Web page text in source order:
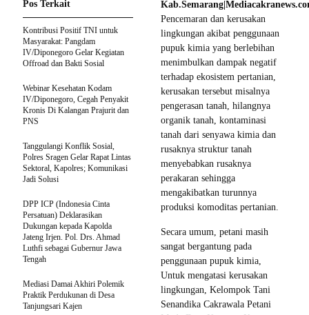
Pencemaran dan kerusakan
lingkungan akibat penggunaan
pupuk kimia yang berlebihan
menimbulkan dampak negatif
terhadap ekosistem pertanian,
kerusakan tersebut misalnya
pengerasan tanah, hilangnya
organik tanah, kontaminasi
tanah dari senyawa kimia dan
rusaknya struktur tanah
menyebabkan rusaknya
perakaran sehingga
mengakibatkan turunnya
produksi komoditas pertanian.
Secara umum, petani masih
sangat bergantung pada
penggunaan pupuk kimia,
Untuk mengatasi kerusakan
lingkungan, Kelompok Tani
Senandika Cakrawala Petani
Pos Terkait
Kontribusi Positif TNI untuk
Masyarakat: Pangdam
IV/Diponegoro Gelar Kegiatan
Offroad dan Bakti Sosial
Webinar Kesehatan Kodam
IV/Diponegoro, Cegah Penyakit
Kronis Di Kalangan Prajurit dan
PNS
Tanggulangi Konflik Sosial,
Polres Sragen Gelar Rapat Lintas
Sektoral, Kapolres; Komunikasi
Jadi Solusi
DPP ICP (Indonesia Cinta
Persatuan) Deklarasikan
Dukungan kepada Kapolda
Jateng Irjen. Pol. Drs. Ahmad
Luthfi sebagai Gubernur Jawa
Tengah
Mediasi Damai Akhiri Polemik
Praktik Perdukunan di Desa
Tanjungsari Kajen